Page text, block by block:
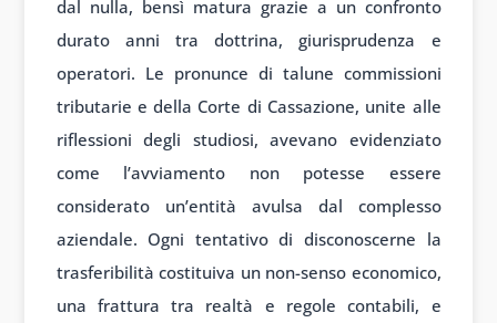
dal nulla, bensì matura grazie a un confronto
durato anni tra dottrina, giurisprudenza e
operatori. Le pronunce di talune commissioni
tributarie e della Corte di Cassazione, unite alle
riflessioni degli studiosi, avevano evidenziato
come l’avviamento non potesse essere
considerato un’entità avulsa dal complesso
aziendale. Ogni tentativo di disconoscerne la
trasferibilità costituiva un non-senso economico,
una frattura tra realtà e regole contabili, e